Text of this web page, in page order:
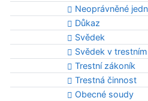
Neoprávněné
Důkaz
Svědek
Svědek v
Trestní zákoník
Trestná činnost
Obecné soudy